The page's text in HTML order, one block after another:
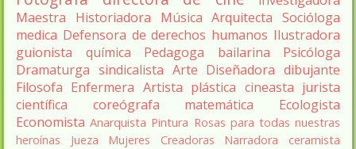
Maestra
Historiadora Música Arquitecta Socióloga
medica Defensora de derechos humanos Ilustradora
guionista
química Pedagoga bailarina
Psicóloga
Dramaturga sindicalista Arte Diseñadora dibujante
Filosofa Enfermera Artista plástica cineasta jurista
científica
coreógrafa matemática
Ecologista
Economista Anarquista Pintura Rosas para todas nuestras
heroínas
Jueza Mujeres Creadoras Narradora
ceramista